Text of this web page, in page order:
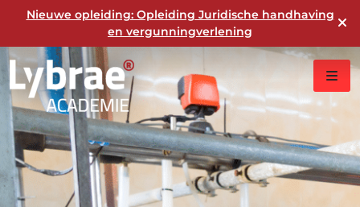
Nieuwe opleiding: Opleiding Juridische handhaving
en vergunningverlening